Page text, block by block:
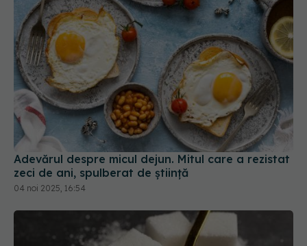
Adevărul despre micul dejun. Mitul care a rezistat
zeci de ani, spulberat de știință
04 noi 2025, 16:54